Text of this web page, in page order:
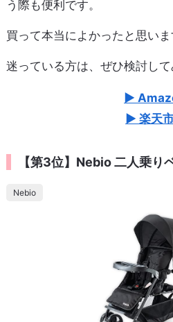
う際も便利です。
買って本当によかったと思いま
迷っている方は、ぜひ検討して
楽天
【第3位】Nebio 二人乗り
Nebio